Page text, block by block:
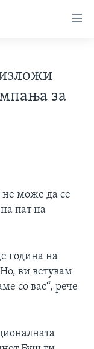
за
не може да се
пат на
година на
ви ветувам
со вас“, рече